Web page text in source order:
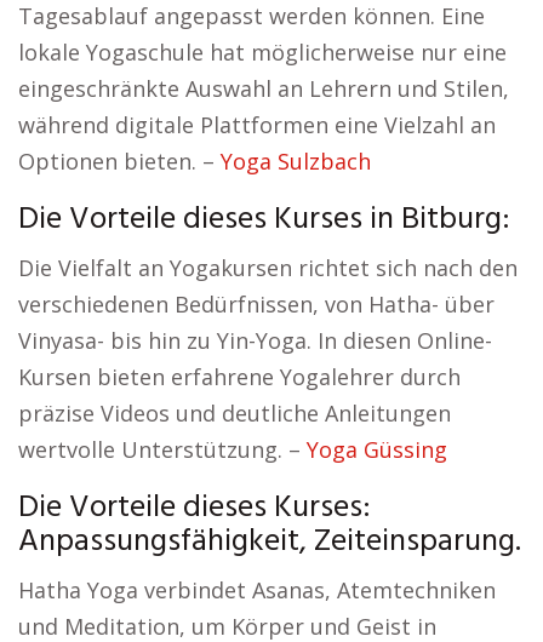
Tagesablauf angepasst werden können. Eine
lokale Yogaschule hat möglicherweise nur eine
eingeschränkte Auswahl an Lehrern und Stilen,
während digitale Plattformen eine Vielzahl an
Optionen bieten. – Yoga Sulzbach
Die Vorteile dieses Kurses in Bitburg:
Die Vielfalt an Yogakursen richtet sich nach den
verschiedenen Bedürfnissen, von Hatha- über
Vinyasa- bis hin zu Yin-Yoga. In diesen Online-
Kursen bieten erfahrene Yogalehrer durch
präzise Videos und deutliche Anleitungen
wertvolle Unterstützung. – Yoga Güssing
Die Vorteile dieses Kurses:
Anpassungsfähigkeit, Zeiteinsparung.
Hatha Yoga verbindet Asanas, Atemtechniken
und Meditation, um Körper und Geist in